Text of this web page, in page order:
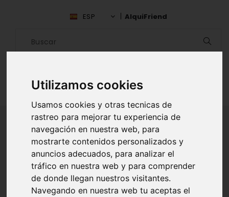
Utilizamos cookies
Usamos cookies y otras tecnicas de
rastreo para mejorar tu experiencia de
navegación en nuestra web, para
mostrarte contenidos personalizados y
anuncios adecuados, para analizar el
tráfico en nuestra web y para comprender
de donde llegan nuestros visitantes.
Navegando en nuestra web tu aceptas el
ESP AlquiFriend
ALQUILAR AMIGO
Inicio Amigos León Belkys Ortiz